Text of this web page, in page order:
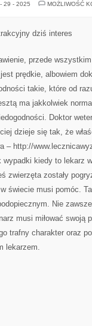
29 - 2025
MOŻLIWOŚĆ
dziś interes
przede
prędkie, albowiem
takie, które od
ma jakkolwiek
Doktor
dzieje się tak, że
– http://
kiedy to lekarz
zwierzęta zostały
świecie musi pomóc.
Nie
musi miłować swoją
trafny charakter oraz
lekarzem.